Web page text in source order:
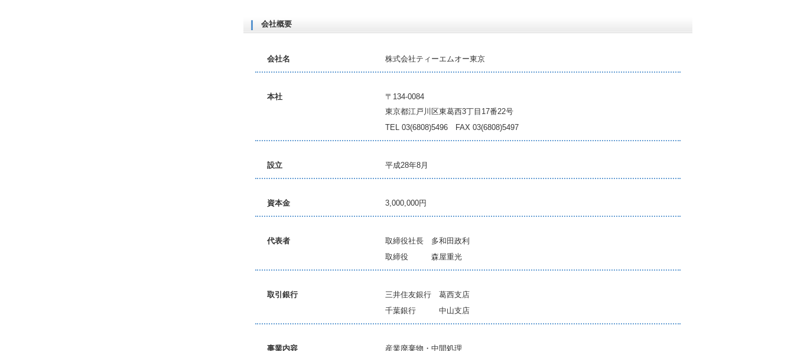
会社概要
会社名 株式会社ティーエムオー東京
本社
〒134-0084
東京都江戸川区東葛西3丁目17番22号
TEL 03(6808)5496 FAX 03(6808)5497
設立 平成28年8月
資本金 3,000,000円
代表者
取締役社長 多和田政利
取締役 森屋重光
取引銀行
三井住友銀行 葛西支店
千葉銀行 中山支店
事業内容 産業廃棄物・中間処理